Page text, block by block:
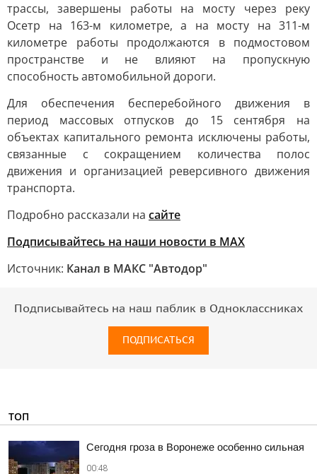
трассы, завершены работы на мосту через реку
Осетр на 163-м километре, а на мосту на 311-м
километре работы продолжаются в подмостовом
пространстве и не влияют на пропускную
способность автомобильной дороги.
Для обеспечения бесперебойного движения в
период массовых отпусков до 15 сентября на
объектах капитального ремонта исключены работы,
связанные с сокращением количества полос
движения и организацией реверсивного движения
транспорта.
Подробно рассказали на сайте
Подписывайтесь на наши новости в МАХ
Источник: Канал в МАКС "Автодор"
Подписывайтесь на наш паблик в Одноклассниках
ПОДПИСАТЬСЯ
ТОП
Сегодня гроза в Воронеже особенно сильная
00:48